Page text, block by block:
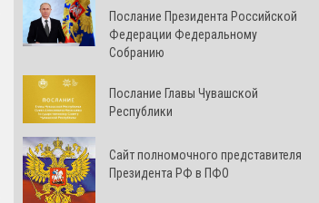
Послание Президента Российской
Федерации Федеральному
Собранию
Послание Главы Чувашской
Республики
Cайт полномочного представителя
Президента РФ в ПФО